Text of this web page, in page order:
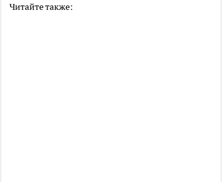
Читайте также: